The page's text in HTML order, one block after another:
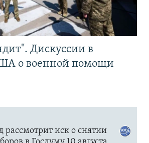
Дискуссии в
о военной помощи